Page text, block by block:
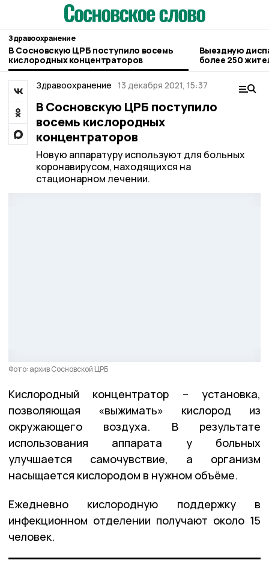
Здравоохранение
В Сосновскую ЦРБ поступило восемь
кислородных концентраторов
Выездную диспансеризацию прошли
более 250
Здравоохранение 13 декабря 2021, 15:37
В Сосновскую ЦРБ поступило
восемь кислородных
концентраторов
Новую аппаратуру используют для больных
коронавирусом, находящихся на
стационарном лечении.
Фото: архив Сосновской ЦРБ
Кислородный концентратор – установка,
позволяющая «выжимать» кислород из
окружающего воздуха. В результате
использования аппарата у больных
улучшается самочувствие, а организм
насыщается кислородом в нужном объёме.
Ежедневно кислородную поддержку в
инфекционном отделении получают около 15
человек.